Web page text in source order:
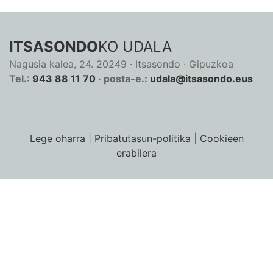
ITSASONDOKO UDALA
Nagusia kalea, 24. 20249 · Itsasondo · Gipuzkoa
Tel.: 943 88 11 70 · posta-e.: udala@itsasondo.eus
Lege oharra Pribatutasun-politika
Cookieen
erabilera